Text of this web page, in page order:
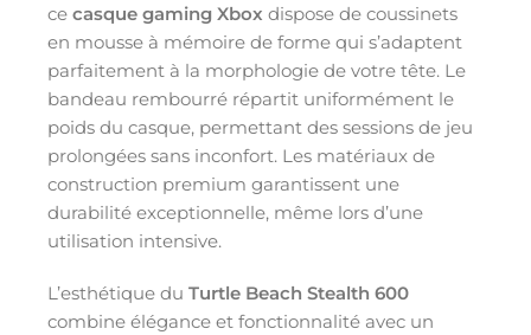
ce casque gaming Xbox dispose de coussinets
en mousse à mémoire de forme qui s’adaptent
parfaitement à la morphologie de votre tête. Le
bandeau rembourré répartit uniformément le
poids du casque, permettant des sessions de jeu
prolongées sans inconfort. Les matériaux de
construction premium garantissent une
durabilité exceptionnelle, même lors d’une
utilisation intensive.
L’esthétique du Turtle Beach Stealth 600
combine élégance et fonctionnalité avec un